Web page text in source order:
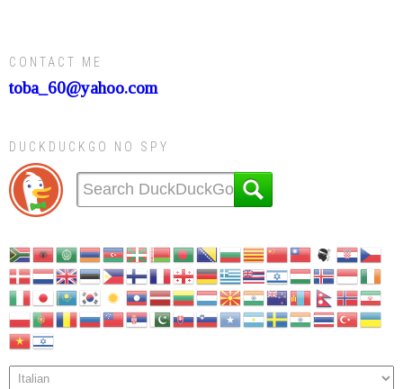
CONTACT ME
toba_60@yahoo.com
DUCKDUCKGO NO SPY